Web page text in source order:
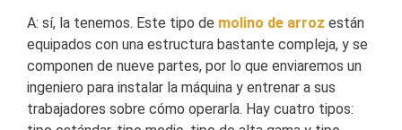
A: sí, la tenemos. Este tipo de molino de arroz están
equipados con una estructura bastante compleja, y se
componen de nueve partes, por lo que enviaremos un
ingeniero para instalar la máquina y entrenar a sus
trabajadores sobre cómo operarla. Hay cuatro tipos: